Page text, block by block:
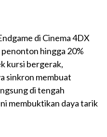
di Cinema 4DX
hingga 20%
kursi bergerak,
sinkron membuat
di tengah
membuktikan daya tarik